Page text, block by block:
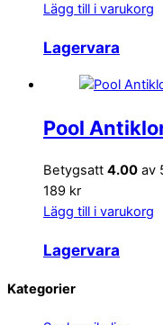
Lägg till i varukorg
Lagervara
Pool
Betygsatt 4.00 av
189 kr
Lägg till i varukorg
Lagervara
Back
Kategorier